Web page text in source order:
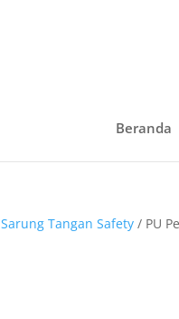
Beranda
Sarung Tangan Safety / PU